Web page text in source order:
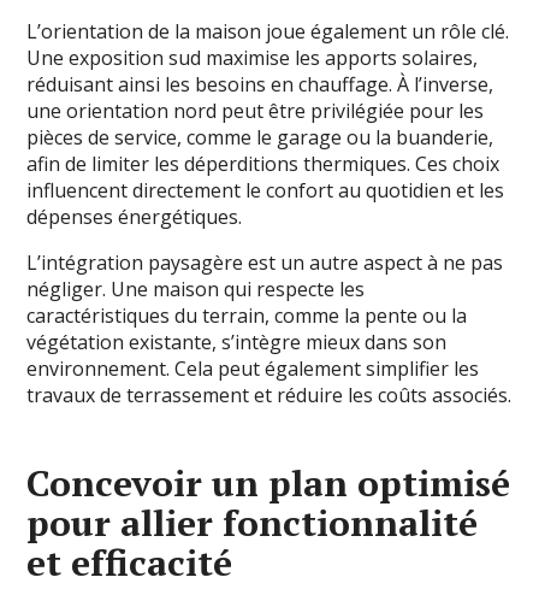
L’orientation de la maison joue également un rôle clé.
Une exposition sud maximise les apports solaires,
réduisant ainsi les besoins en chauffage. À l’inverse,
une orientation nord peut être privilégiée pour les
pièces de service, comme le garage ou la buanderie,
afin de limiter les déperditions thermiques. Ces choix
influencent directement le confort au quotidien et les
dépenses énergétiques.
L’intégration paysagère est un autre aspect à ne pas
négliger. Une maison qui respecte les
caractéristiques du terrain, comme la pente ou la
végétation existante, s’intègre mieux dans son
environnement. Cela peut également simplifier les
travaux de terrassement et réduire les coûts associés.
Concevoir un plan optimisé
pour allier fonctionnalité
et efficacité